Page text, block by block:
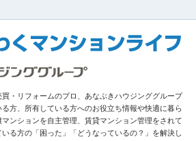
・リフォームのプロ、あなぶきハウジンググループ
方、所有している方へのお役立ち情報や快適に暮ら
ンションを自主管理、賃貸マンション管理をされて
る方の「困った」「どうなっているの？」を解決し